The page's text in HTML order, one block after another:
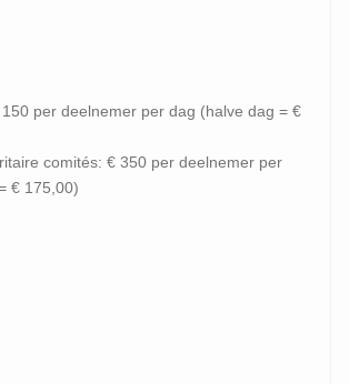
per deelnemer per dag (halve dag = €
comités: € 350 per deelnemer per
€ 175,00)